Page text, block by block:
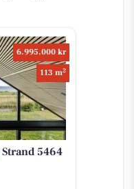
6.995.000 kr
113 m2
5464